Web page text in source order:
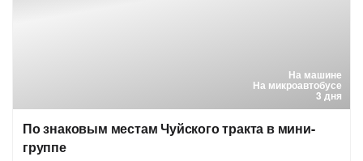
На машине
На микроавтобусе
3 дня
По знаковым местам Чуйского тракта в мини-
группе